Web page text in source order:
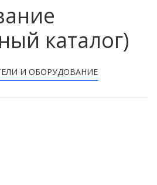
каталог)
И ОБОРУДОВАНИЕ